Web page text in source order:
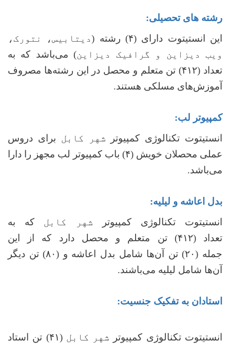
رشته های تحصیلی:
این انستیتوت دارای (۴) رشته (دیتابیس، نتورک،
ویب دیزاین و گرافیک دیزاین) می‌باشد که به
تعداد (۴۱۲)تن متعلم و محصل در این رشته‌ها مصروف
آموزش‌های مسلکی هستند.
کمپیوتر لب:
انستیتوت تکنالوژی کمپیوتر شهر کابل برای دروس
عملی محصلان خویش (۴) باب
کمپیوتر لب مجهز را دارا
می‌باشد.
بدل اعاشه و لیلیه:
انستیتوت تکنالوژی کمپیوتر شهر کابل که به
تعداد(
۴۱۲) تن متعلم و محصل دارد که از این
جمله (۲۰) تن آن‌ها شامل بدل اعاشه و (
۸۰) تن دیگر
آن‌ها شامل لیلیه می‌باشند.
استادان به تفکیک جنسیت:
انستیتوت تکنالوژی کمپیوتر شهر کابل ( ۴۱) تن استاد